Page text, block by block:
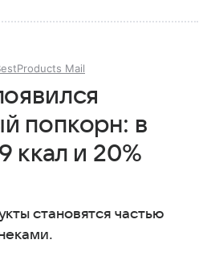
Mail
попкорн: в
ккал и 20%
становятся частью